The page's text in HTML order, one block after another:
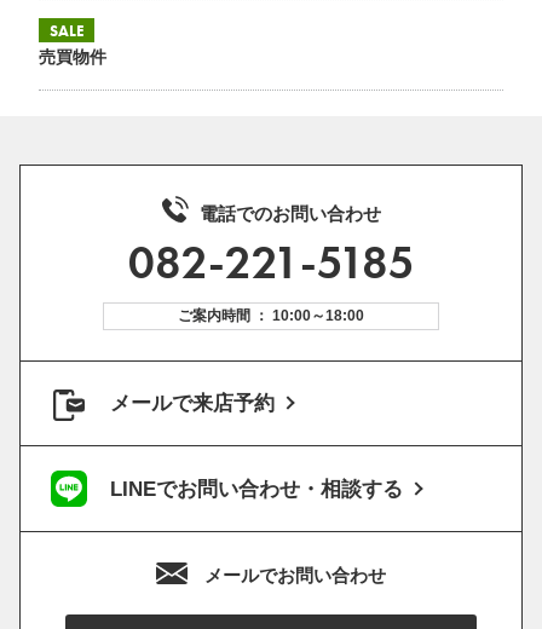
SALE
売買物件
電話でのお問い合わせ
082-221-5185
ご案内時間 ： 10:00～18:00
メールで来店予約
LINEでお問い合わせ・相談する
メールでお問い合わせ